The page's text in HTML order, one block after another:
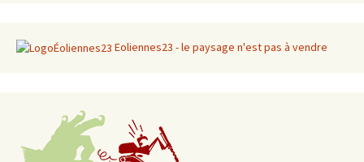
Eoliennes23 - le paysage n'est pas à vendre